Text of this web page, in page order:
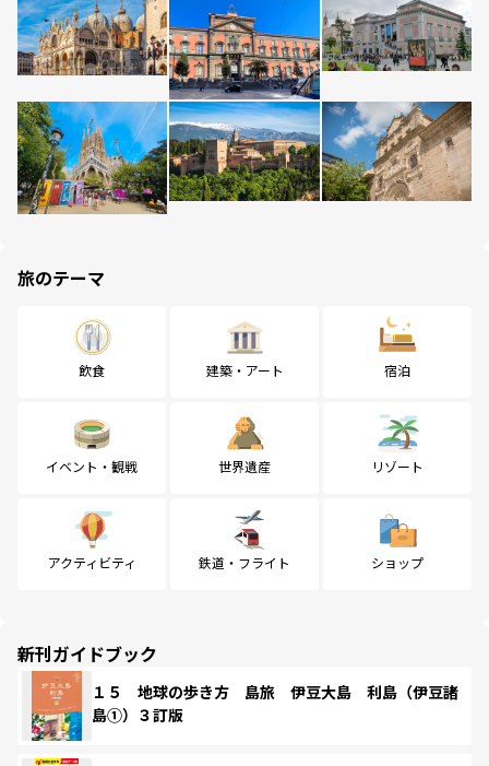
旅のテーマ
飲食 建築・アート 宿泊
イベント・観戦 世界遺産 リゾート
アクティビティ 鉄道・フライト ショップ
新刊ガイドブック
１５ 地球の歩き方 島旅 伊豆大島 利島（伊豆諸
島①）３訂版